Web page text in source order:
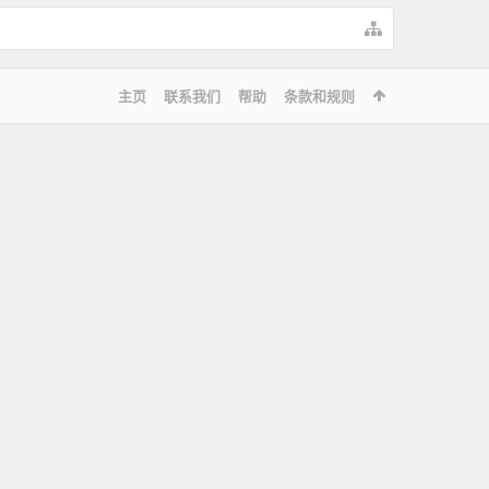
主页 联系我们 帮助 条款和规则